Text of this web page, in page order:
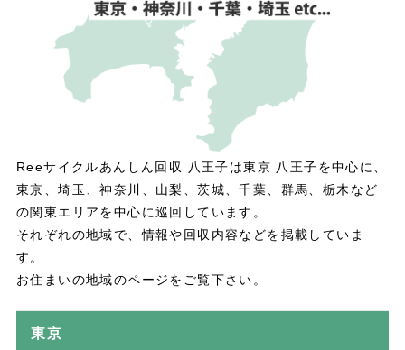
Reeサイクルあんしん回収 八王子は東京 八王子を中心に、
東京、埼玉、神奈川、山梨、茨城、千葉、群馬、栃木など
の関東エリアを中心に巡回しています。
それぞれの地域で、情報や回収内容などを掲載していま
す。
お住まいの地域のページをご覧下さい。
東京